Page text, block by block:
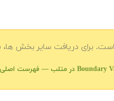
برای دریافت سایر بخش ها،